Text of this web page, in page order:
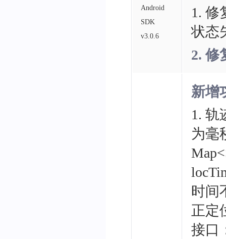
Android
SDK
v3.0.6
1. 修
状态
2. 修
新增
1. 轨
为毫
Map<
时间
正定
接口